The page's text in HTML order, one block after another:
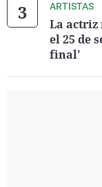
ARTISTAS
La actriz
el 25 de
final'